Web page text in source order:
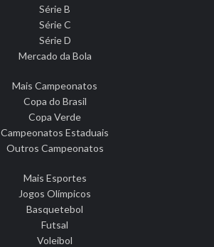
Série B
Série C
Série D
Mercado da Bola
Mais Campeonatos
Copa do Brasil
Copa Verde
Campeonatos Estaduais
Outros Campeonatos
Mais Esportes
Jogos Olímpicos
Basquetebol
Futsal
Voleibol